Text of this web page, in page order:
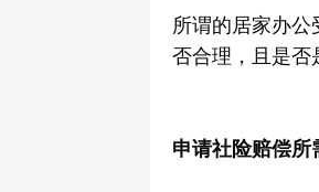
所谓的居家办
否合理，且是否
申请社险赔偿所